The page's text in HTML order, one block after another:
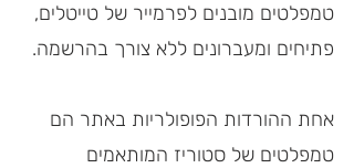
טמפלטים מובנים לפרמייר של טייטלים,
פתיחים ומעברונים ללא צורך בהרשמה.
אחת ההורדות הפופולריות באתר הם
טמפלטים של סטוריז המותאמים